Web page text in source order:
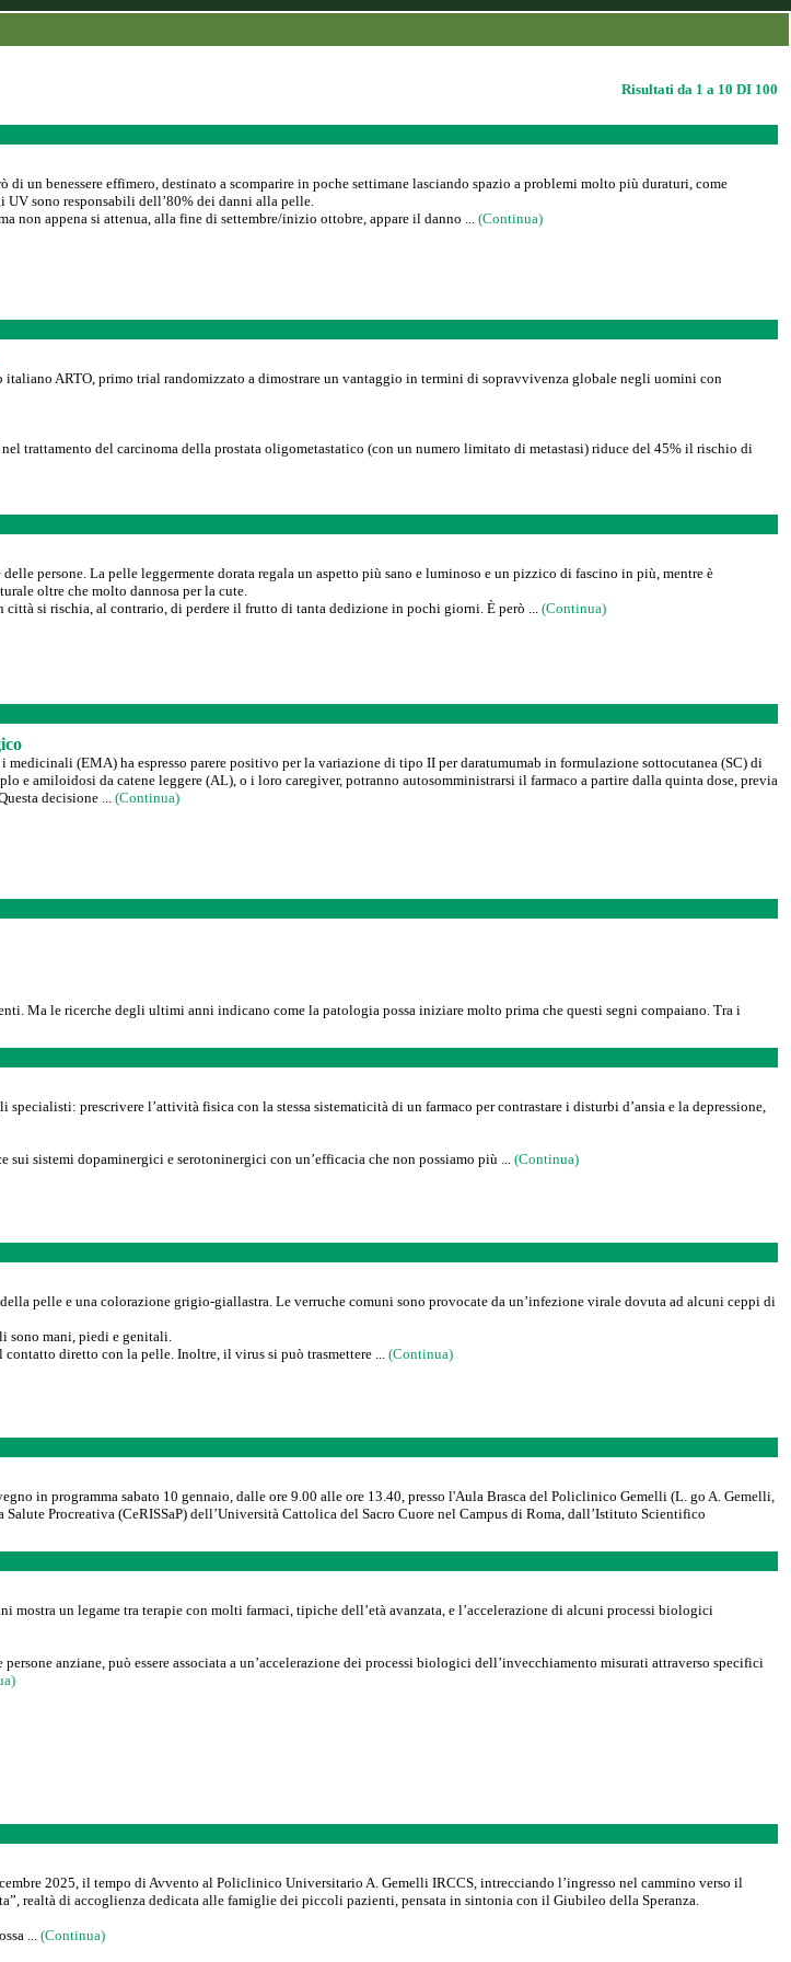
Risultati da 1 a 10 DI 100
di un benessere effimero, destinato a scomparire in poche settimane lasciando spazio a problemi molto più duraturi, come
UV sono responsabili dell’80% dei danni alla pelle.
non appena si attenua, alla fine di settembre/inizio ottobre, appare il danno ... (Continua)
ARTO, primo trial randomizzato a dimostrare un vantaggio in termini di sopravvivenza globale negli uomini con
trattamento del carcinoma della prostata oligometastatico (con un numero limitato di metastasi) riduce del 45% il rischio di
persone. La pelle leggermente dorata regala un aspetto più sano e luminoso e un pizzico di fascino in più, mentre è
oltre che molto dannosa per la cute.
si rischia, al contrario, di perdere il frutto di tanta dedizione in pochi giorni. È però ... (Continua)
(EMA) ha espresso parere positivo per la variazione di tipo II per daratumumab in formulazione sottocutanea (SC) di
e amiloidosi da catene leggere (AL), o i loro caregiver, potranno autosomministrarsi il farmaco a partire dalla quinta dose, previa
decisione ... (Continua)
Ma le ricerche degli ultimi anni indicano come la patologia possa iniziare molto prima che questi segni compaiano. Tra i
prescrivere l’attività fisica con la stessa sistematicità di un farmaco per contrastare i disturbi d’ansia e la depressione,
sistemi dopaminergici e serotoninergici con un’efficacia che non possiamo più ... (Continua)
pelle e una colorazione grigio-giallastra. Le verruche comuni sono provocate da un’infezione virale dovuta ad alcuni ceppi di
sono mani, piedi e genitali.
diretto con la pelle. Inoltre, il virus si può trasmettere ...(Continua)
in programma sabato 10 gennaio, dalle ore 9.00 alle ore 13.40, presso l'Aula Brasca del Policlinico Gemelli (L. go A. Gemelli,
Procreativa (CeRISSaP) dell’Università Cattolica del Sacro Cuore nel Campus di Roma, dall’Istituto Scientifico
mostra un legame tra terapie con molti farmaci, tipiche dell’età avanzata, e l’accelerazione di alcuni processi biologici
anziane, può essere associata a un’accelerazione dei processi biologici dell’invecchiamento misurati attraverso specifici
2025, il tempo di Avvento al Policlinico Universitario A. Gemelli IRCCS, intrecciando l’ingresso nel cammino verso il
realtà di accoglienza dedicata alle famiglie dei piccoli pazienti, pensata in sintonia con il Giubileo della Speranza.
... (Continua)